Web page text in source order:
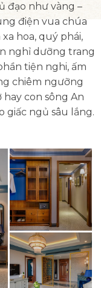
đạo như vàng –
điện vua chúa
hoa, quý phái,
nghỉ dưỡng trang
tiện nghi, ấm
chiêm ngưỡng
con sông An
giấc ngủ sâu lắng.